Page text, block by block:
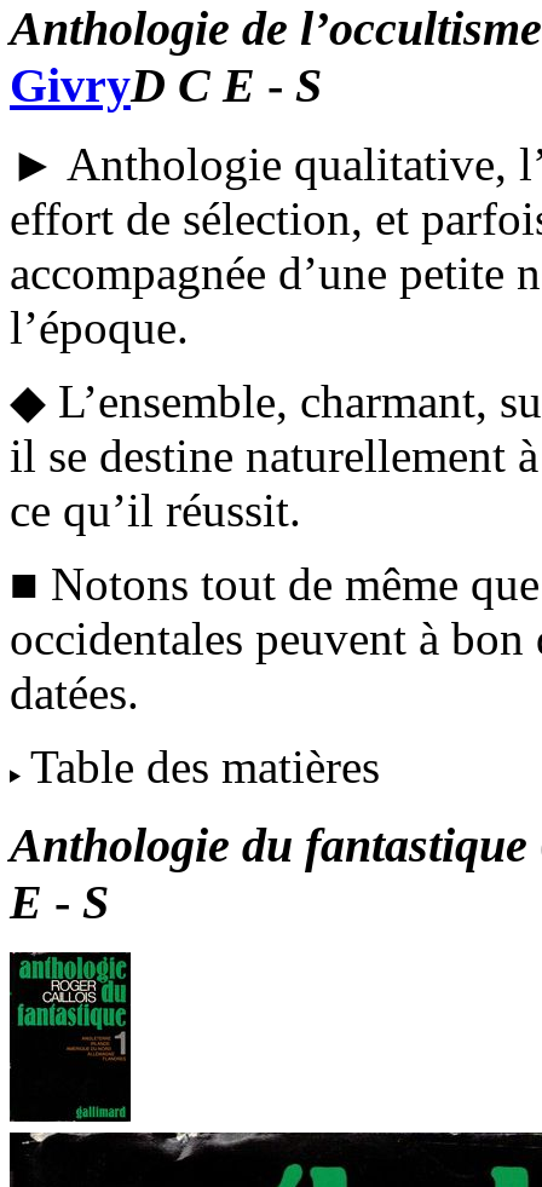
Anthologie de l’occultisme
GivryD C E - S
► Anthologie qualitative,
effort de sélection, et
accompagnée d’une petite
l’époque.
◆ L’ensemble, charmant,
il se destine naturellement
ce qu’il réussit.
■ Notons tout de même
occidentales peuvent à
datées.
Table des matières
Anthologie du fantastique
E - S